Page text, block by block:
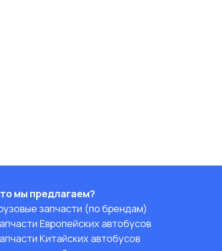
мы предлагаем?
запчасти (по брендам)
Европейских автобусов
Китайских автобусов